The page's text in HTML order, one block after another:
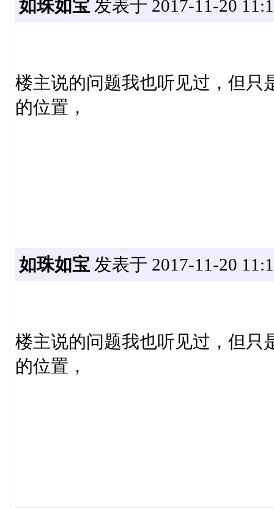
如珠如宝 发表于 2017-11-20
楼主说的问题我也听见过，但只
的位置，
如珠如宝 发表于 2017-11-20
楼主说的问题我也听见过，但只
的位置，